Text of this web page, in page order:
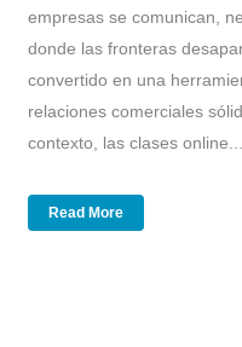
empresas se comunican,
donde las fronteras
convertido en una
relaciones comerciales
contexto, las clases online...
Read More